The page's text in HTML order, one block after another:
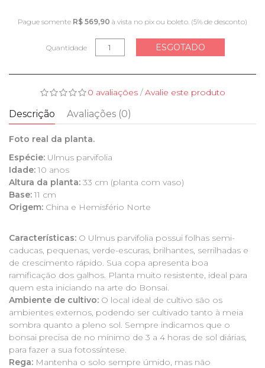
Pague somente R$ 569,90 à vista no pix ou boleto. (5% de desconto)
Quantidade ESGOTADO
0 avaliações/Avalie este produto
Descrição Avaliações (0)
Foto real da planta.
Espécie: Ulmus parvifolia
Idade: 10 anos
Altura da planta: 33 cm (planta com vaso)
Base: 11 cm
Origem: China e Hemisfério Norte
Características: O Ulmus parvifolia possui folhas semi-
caducas, pequenas, verde-escuras, brilhantes, serrilhadas e
de crescimento rápido. Sua copa apresenta boa
ramificação dos galhos. Planta muito resistente, ideal para
quem esta iniciando na arte do Bonsai.
Ambiente de cultivo: O local ideal de cultivo são os
ambientes externos, podendo ser cultivado tanto à meia
sombra quanto a pleno sol. Sempre indicamos que o
bonsai precisa de no mínimo de 3 a 4 horas de sol diárias,
para fazer a sua fotossíntese.
Rega: Mantenha o solo sempre úmido, mas não